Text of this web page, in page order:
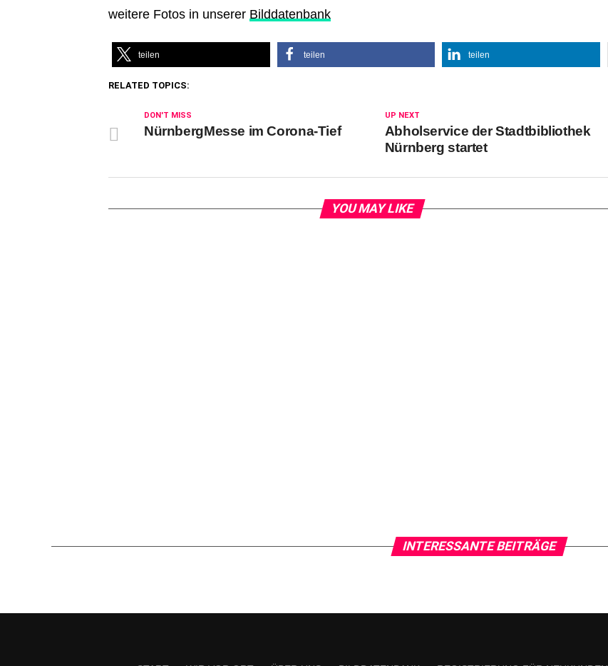
weitere Fotos in unserer Bilddatenbank
teilen teilen teilen
RELATED TOPICS:
UP NEXT
Abholservice der Stadtbibliothek
Nürnberg startet
DON'T MISS
NürnbergMesse im Corona-Tief
YOU MAY LIKE
INTERESSANTE BEITRÄGE